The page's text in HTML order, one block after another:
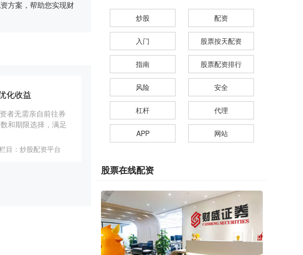
方案，帮助您实现财
化收益
者无需亲自前往券
和期限选择，满足
目： 炒股配资平台
炒股 配资
入门 股票按天配资
指南 股票配资排行
风险 安全
杠杆 代理
APP 网站
股票在线配资